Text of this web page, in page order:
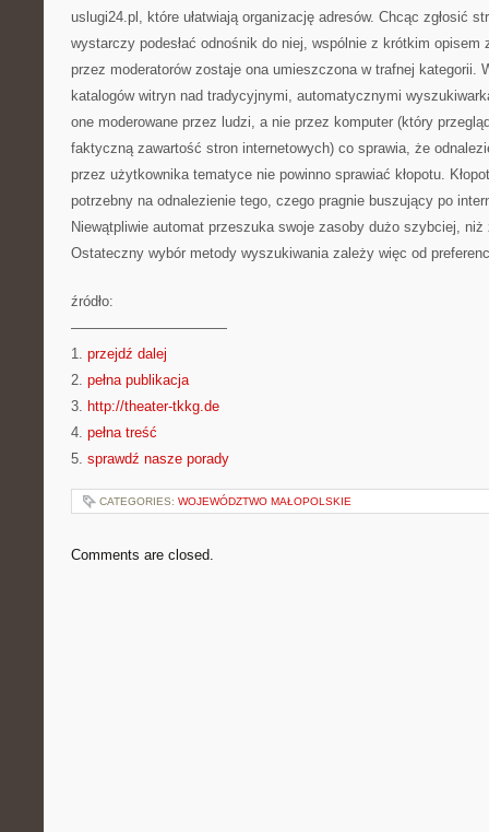
uslugi24.pl, które ułatwiają organizację adresów. Chcąc zgłosić
wystarczy podesłać odnośnik do niej, wspólnie z krótkim opisem
przez moderatorów zostaje ona umieszczona w trafnej kategorii.
katalogów witryn nad tradycyjnymi, automatycznymi
one moderowane przez ludzi, a nie przez komputer (który
faktyczną zawartość stron internetowych) co sprawia, że
przez użytkownika tematyce nie powinno sprawiać kłopotu.
potrzebny na odnalezienie tego, czego pragnie buszujący po
Niewątpliwie automat przeszuka swoje zasoby dużo szybciej, niż
Ostateczny wybór metody wyszukiwania zależy więc od
źródło:
———————————
1. przejdź dalej
2. pełna publikacja
3. http://theater-tkkg.de
4. pełna treść
5. sprawdź nasze porady
CATEGORIES: WOJEWÓDZTWO MAŁOPOLSKIE
Comments are closed.